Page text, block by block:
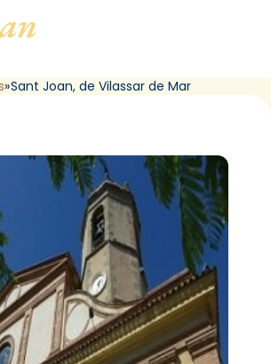
Sant Joan, de Vilassar de Mar